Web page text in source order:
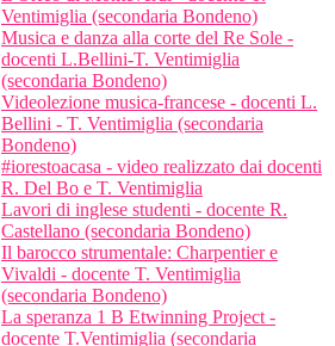
Ventimiglia (secondaria Bondeno)
Musica e danza alla corte del Re Sole -
docenti L.Bellini-T. Ventimiglia
(secondaria Bondeno)
Videolezione musica-francese - docenti L.
Bellini - T. Ventimiglia (secondaria
Bondeno)
#iorestoacasa - video realizzato dai docenti
R. Del Bo e T. Ventimiglia
Lavori di inglese studenti - docente R.
Castellano (secondaria Bondeno)
Il barocco strumentale: Charpentier e
Vivaldi - docente T. Ventimiglia
(secondaria Bondeno)
La speranza 1 B Etwinning Project -
docente T.Ventimiglia (secondaria